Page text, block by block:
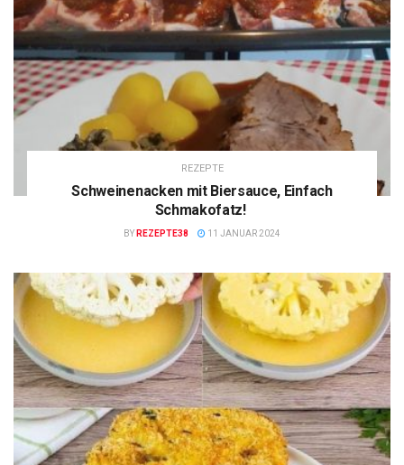
REZEPTE
Schweinenacken mit Biersauce, Einfach
Schmakofatz!
BY REZEPTE38 11 JANUAR 2024